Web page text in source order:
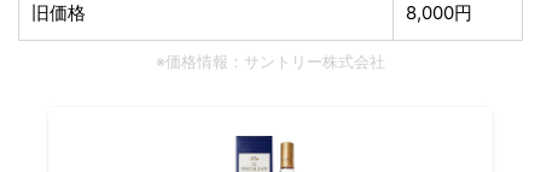
旧価格 8,000円
※価格情報：サントリー株式会社